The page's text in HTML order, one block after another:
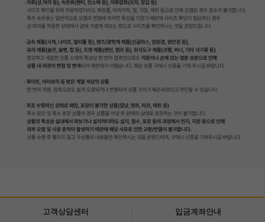
고객상담센터 입금계좌안내